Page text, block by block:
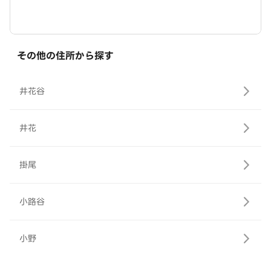
その他の住所から探す
井花谷
井花
掛尾
小路谷
小野